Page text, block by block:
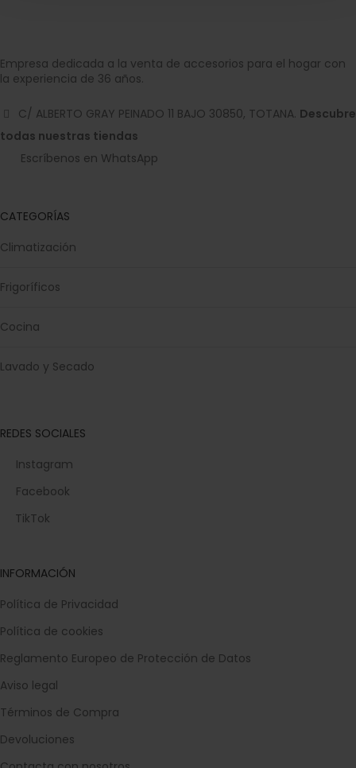
Empresa dedicada a la venta de accesorios para el hogar con
la experiencia de 36 años.
C/ ALBERTO GRAY PEINADO 11 BAJO 30850, TOTANA. Descubre
todas nuestras tiendas
Escríbenos en WhatsApp
CATEGORÍAS
Climatización
Frigoríficos
Cocina
Lavado y Secado
REDES SOCIALES
Instagram
Facebook
TikTok
INFORMACIÓN
Política de Privacidad
Política de cookies
Reglamento Europeo de Protección de Datos
Aviso legal
Términos de Compra
Devoluciones